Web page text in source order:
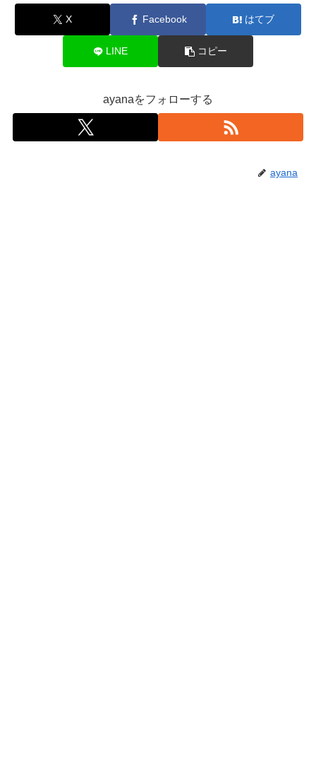
X Facebook はてブ
LINE コピー
ayanaをフォローする
ayana